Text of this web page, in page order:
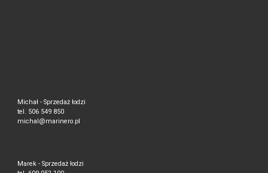
Michał - Sprzedaż łodzi
tel. 506 549 850
michal@marinero.pl
Marek - Sprzedaż łodzi